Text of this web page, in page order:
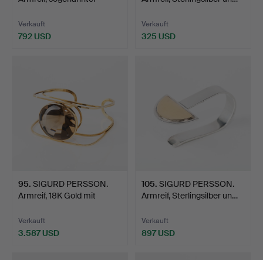
Verkauft
792 USD
Verkauft
325 USD
95. SIGURD PERSSON.
Armreif, 18K Gold mit
Verkauft
3.587 USD
105. SIGURD PERSSON.
Armreif, Sterlingsilber un…
Verkauft
897 USD